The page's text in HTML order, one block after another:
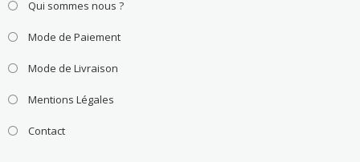
Qui sommes nous ?
Mode de Paiement
Mode de Livraison
Mentions Légales
Contact